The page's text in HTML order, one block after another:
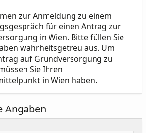
zur Anmeldung zu einem
für einen Antrag zur
in Wien. Bitte füllen Sie
wahrheitsgetreu aus. Um
auf Grundversorgung zu
Sie Ihren
in Wien haben.
Angaben